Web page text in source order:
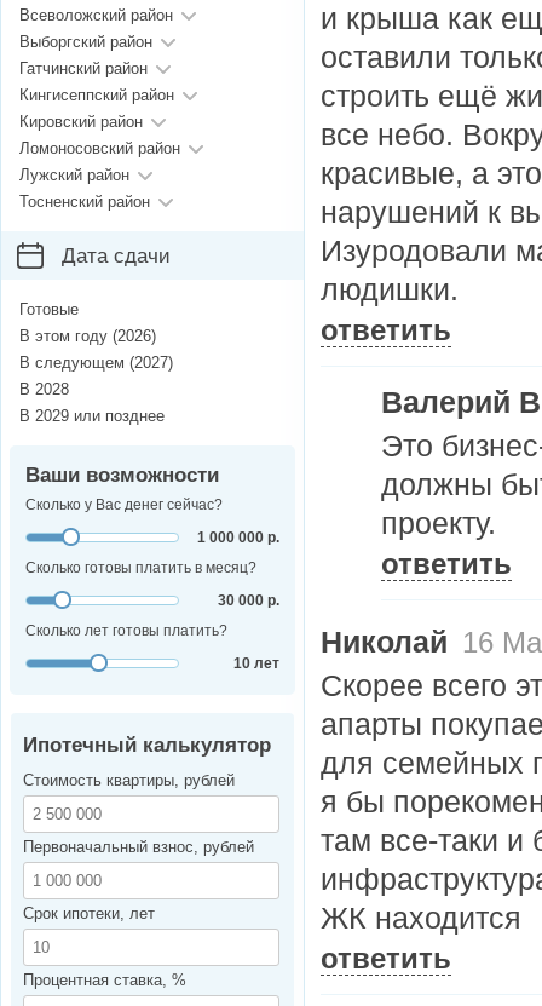
и крыша как
оставили
строить ещё
все небо.
красивые, а
нарушений к
Изуродовали
людишки.
ответить
Валерий
Это
должны
проекту.
ответить
Николай 16
Скорее всего
апарты
для семейных
я бы
там все-таки и
ЖК находится
ответить
Всеволожский район
Выборгский район
Гатчинский район
Кингисеппский район
Кировский район
Ломоносовский район
Лужский район
Тосненский район
Дата сдачи
Готовые
В этом году (2026)
В следующем (2027)
В 2028
В 2029 или позднее
Ваши возможности
Сколько у Вас денег сейчас?
1 000 000 р.
Сколько готовы платить в месяц?
30 000 р.
Сколько лет готовы платить?
10 лет
Ипотечный калькулятор
Стоимость квартиры, рублей
Первоначальный взнос, рублей
Срок ипотеки, лет
Процентная ставка, %